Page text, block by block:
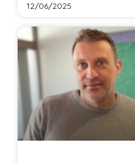
12/06/2025